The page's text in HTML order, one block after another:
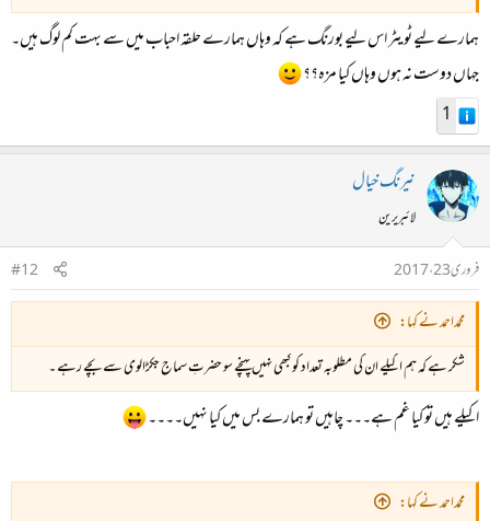
ہمارے لیے ٹویٹر اس لیے بورنگ ہے کہ وہاں ہمارے حلقہ احباب میں سے بہت کم لوگ ہیں۔
جہاں دوست نہ ہوں وہاں کیا مزہ؟؟
1
نیرنگ خیال
لائبریرین
فروری 23، 2017
#12
محمداحمد نے کہا:
شکر ہے کہ ہم اکیلے ان کی مطلوبہ تعداد کو کبھی نہیں پہنچے سو حضرتِ سماج جکڑالوی سے بچے رہے ۔
اکیلے ہیں تو کیا غم ہے۔۔۔ چاہیں تو ہمارے بس میں کیا نہیں۔۔۔۔
محمداحمد نے کہا: